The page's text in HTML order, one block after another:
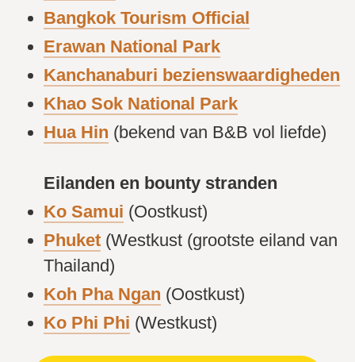
Bangkok Tourism Official
Erawan National Park
Kanchanaburi bezienswaardigheden
Khao Sok National Park
Hua Hin (bekend van B&B vol liefde)
Eilanden en bounty stranden
Ko Samui (Oostkust)
Phuket (Westkust (grootste eiland van
Thailand)
Koh Pha Ngan (Oostkust)
Ko Phi Phi (Westkust)